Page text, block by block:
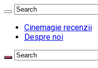
Cinemagie recenzii
Despre noi